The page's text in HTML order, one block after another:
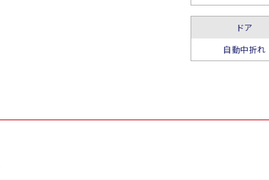
ドア
自動中折れ